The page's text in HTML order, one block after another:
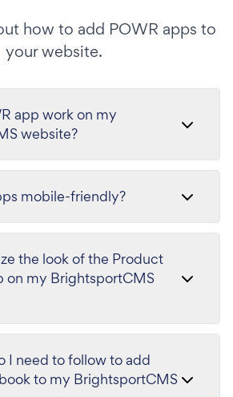
how to add POWR apps to
your website.
app work on my
website?
mobile-friendly?
the look of the Product
on my BrightsportCMS
I need to follow to add
to my BrightsportCMS